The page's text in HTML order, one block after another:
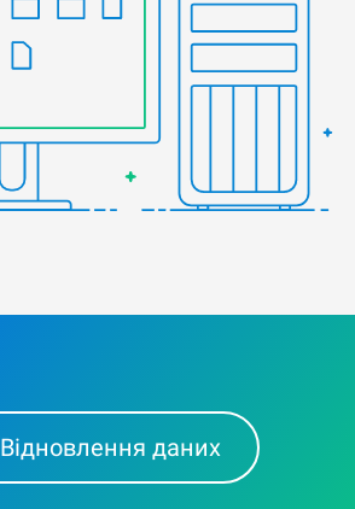
Відновлення даних